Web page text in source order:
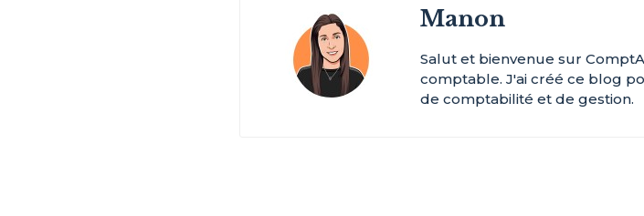
Manon
Salut et bienvenue sur
comptable. J'ai créé ce blog
de comptabilité et de gestion.